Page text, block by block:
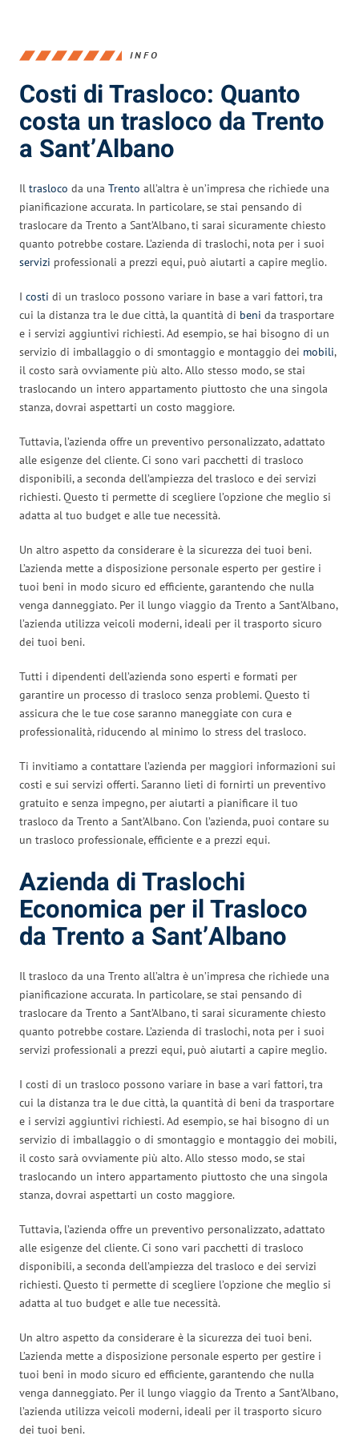
INFO
Costi di Trasloco: Quanto
costa un trasloco da Trento
a Sant’Albano
Il trasloco da una Trento all’altra è un’impresa che richiede una
pianificazione accurata. In particolare, se stai pensando di
traslocare da Trento a Sant’Albano, ti sarai sicuramente chiesto
quanto potrebbe costare. L’azienda di traslochi, nota per i suoi
servizi professionali a prezzi equi, può aiutarti a capire meglio.
I costi di un trasloco possono variare in base a vari fattori, tra
cui la distanza tra le due città, la quantità di beni da trasportare
e i servizi aggiuntivi richiesti. Ad esempio, se hai bisogno di un
servizio di imballaggio o di smontaggio e montaggio dei mobili,
il costo sarà ovviamente più alto. Allo stesso modo, se stai
traslocando un intero appartamento piuttosto che una singola
stanza, dovrai aspettarti un costo maggiore.
Tuttavia, l’azienda offre un preventivo personalizzato, adattato
alle esigenze del cliente. Ci sono vari pacchetti di trasloco
disponibili, a seconda dell’ampiezza del trasloco e dei servizi
richiesti. Questo ti permette di scegliere l’opzione che meglio si
adatta al tuo budget e alle tue necessità.
Un altro aspetto da considerare è la sicurezza dei tuoi beni.
L’azienda mette a disposizione personale esperto per gestire i
tuoi beni in modo sicuro ed efficiente, garantendo che nulla
venga danneggiato. Per il lungo viaggio da Trento a Sant’Albano,
l’azienda utilizza veicoli moderni, ideali per il trasporto sicuro
dei tuoi beni.
Tutti i dipendenti dell’azienda sono esperti e formati per
garantire un processo di trasloco senza problemi. Questo ti
assicura che le tue cose saranno maneggiate con cura e
professionalità, riducendo al minimo lo stress del trasloco.
Ti invitiamo a contattare l’azienda per maggiori informazioni sui
costi e sui servizi offerti. Saranno lieti di fornirti un preventivo
gratuito e senza impegno, per aiutarti a pianificare il tuo
trasloco da Trento a Sant’Albano. Con l’azienda, puoi contare su
un trasloco professionale, efficiente e a prezzi equi.
Azienda di Traslochi
Economica per il Trasloco
da Trento a Sant’Albano
Il trasloco da una Trento all’altra è un’impresa che richiede una
pianificazione accurata. In particolare, se stai pensando di
traslocare da Trento a Sant’Albano, ti sarai sicuramente chiesto
quanto potrebbe costare. L’azienda di traslochi, nota per i suoi
servizi professionali a prezzi equi, può aiutarti a capire meglio.
I costi di un trasloco possono variare in base a vari fattori, tra
cui la distanza tra le due città, la quantità di beni da trasportare
e i servizi aggiuntivi richiesti. Ad esempio, se hai bisogno di un
servizio di imballaggio o di smontaggio e montaggio dei mobili,
il costo sarà ovviamente più alto. Allo stesso modo, se stai
traslocando un intero appartamento piuttosto che una singola
stanza, dovrai aspettarti un costo maggiore.
Tuttavia, l’azienda offre un preventivo personalizzato, adattato
alle esigenze del cliente. Ci sono vari pacchetti di trasloco
disponibili, a seconda dell’ampiezza del trasloco e dei servizi
richiesti. Questo ti permette di scegliere l’opzione che meglio si
adatta al tuo budget e alle tue necessità.
Un altro aspetto da considerare è la sicurezza dei tuoi beni.
L’azienda mette a disposizione personale esperto per gestire i
tuoi beni in modo sicuro ed efficiente, garantendo che nulla
venga danneggiato. Per il lungo viaggio da Trento a Sant’Albano,
l’azienda utilizza veicoli moderni, ideali per il trasporto sicuro
dei tuoi beni.